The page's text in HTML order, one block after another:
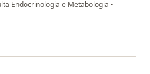
Endocrinologia e Metabologia •